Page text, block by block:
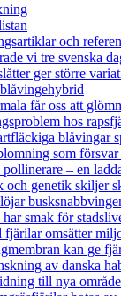
och
vi tre svenska
ger större
får oss att
hos
blåvingar
som
– en
och genetik skiljer
smak för
fjärilar omsätter
kan ge
av danska
till nya